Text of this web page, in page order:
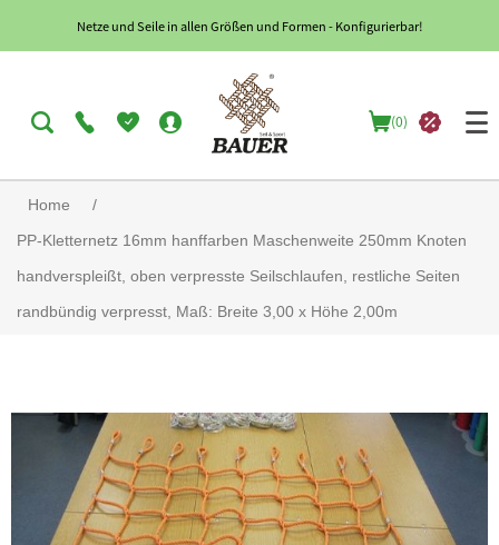
Netze und Seile in allen Größen und Formen - Konfigurierbar!
(0)
Home
/
PP-Kletternetz 16mm hanffarben Maschenweite 250mm Knoten
handverspleißt, oben verpresste Seilschlaufen, restliche Seiten
randbündig verpresst, Maß: Breite 3,00 x Höhe 2,00m